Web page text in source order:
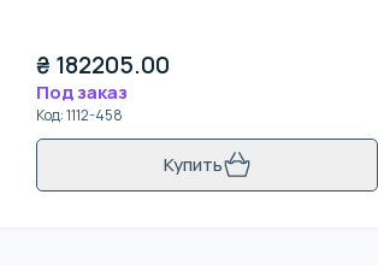
₴ 182205.00
Под заказ
Код:1112-458
Купить